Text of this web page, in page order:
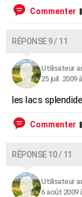
Commenter
RÉPONSE 9 / 11
Utilisateur
25 juil. 2009
les lacs
Commenter
RÉPONSE 10 / 11
Utilisateur
6 août 2009